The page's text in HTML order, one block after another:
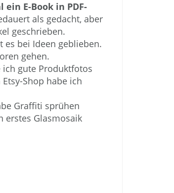
ein E-Book in PDF-
als gedacht, aber
geschrieben.
es bei Ideen geblieben.
gehen.
ich gute Produktfotos
Shop habe ich
Graffiti sprühen
erstes Glasmosaik